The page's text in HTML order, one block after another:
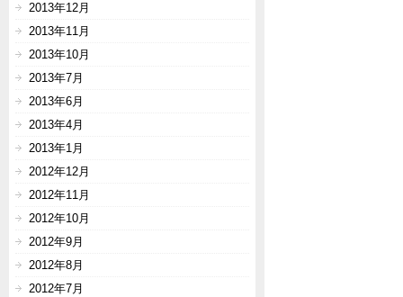
2013年12月
2013年11月
2013年10月
2013年7月
2013年6月
2013年4月
2013年1月
2012年12月
2012年11月
2012年10月
2012年9月
2012年8月
2012年7月